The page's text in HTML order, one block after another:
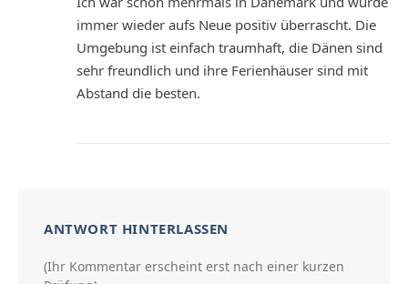
immer wieder aufs Neue positiv überrascht. Die
Umgebung ist einfach traumhaft, die Dänen sind
sehr freundlich und ihre Ferienhäuser sind mit
Abstand die besten.
ANTWORT HINTERLASSEN
(Ihr Kommentar erscheint erst nach einer kurzen